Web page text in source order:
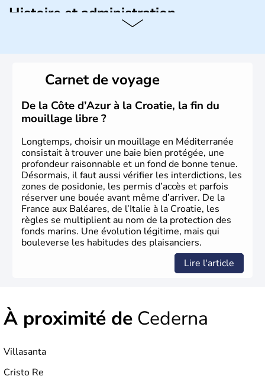
Histoire et administration
Autrichiensen 1859. La polenta, le risotto, l’osso bucco
sont quelques-unes des spécialités culinaires de la
Lombardie, ainsi que le fromage Gorgonzola et le fameux
Panettone.
Carnet de voyage
De la Côte d’Azur à la Croatie, la fin du
mouillage libre ?
Longtemps, choisir un mouillage en Méditerranée
consistait à trouver une baie bien protégée, une
profondeur raisonnable et un fond de bonne tenue.
Désormais, il faut aussi vérifier les interdictions, les
zones de posidonie, les permis d’accès et parfois
réserver une bouée avant même d’arriver. De la
France aux Baléares, de l’Italie à la Croatie, les
règles se multiplient au nom de la protection des
fonds marins. Une évolution légitime, mais qui
bouleverse les habitudes des plaisanciers.
Lire l'article
À proximité de Cederna
Villasanta
Cristo Re